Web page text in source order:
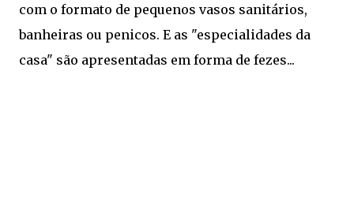
com o formato de pequenos vasos sanitários,
banheiras ou penicos. E as "especialidades da
casa" são apresentadas em forma de fezes...